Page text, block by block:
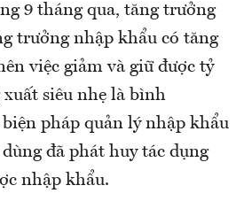
9 tháng qua, tăng trưởng
trưởng nhập khẩu có tăng
việc giảm và giữ được tỷ
xuất siêu nhẹ là bình
pháp quản lý nhập khẩu
đã phát huy tác dụng
nhập khẩu.